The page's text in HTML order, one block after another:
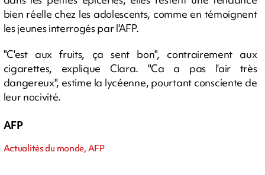
bien réelle chez les adolescents, comme en témoignent
les jeunes interrogés par l'AFP.
"C'est aux fruits, ça sent bon", contrairement aux
cigarettes, explique Clara. "Ca a pas l'air très
dangereux", estime la lycéenne, pourtant consciente de
leur nocivité.
AFP
Actualités du monde, AFP